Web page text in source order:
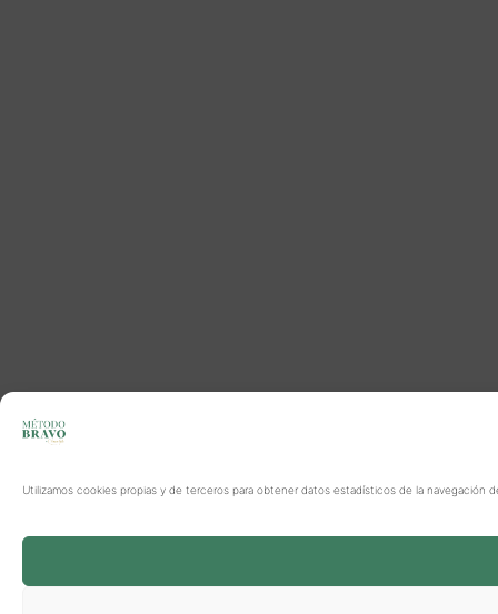
Utilizamos cookies propias y de terceros para obtener datos estadísticos de la navegación